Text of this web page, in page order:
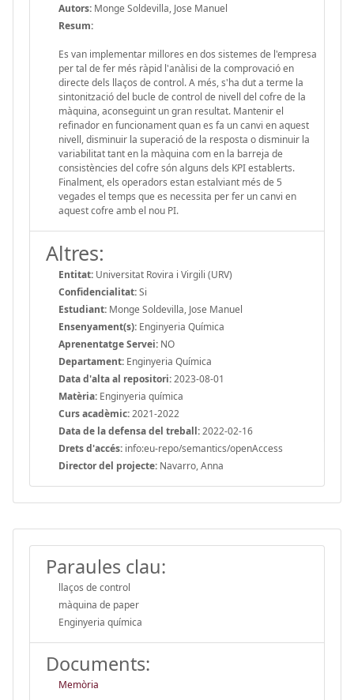
Autors: Monge Soldevilla, Jose Manuel
Resum:
Es van implementar millores en dos sistemes de l'empresa
per tal de fer més ràpid l'anàlisi de la comprovació en
directe dels llaços de control. A més, s'ha dut a terme la
sintonització del bucle de control de nivell del cofre de la
màquina, aconseguint un gran resultat. Mantenir el
refinador en funcionament quan es fa un canvi en aquest
nivell, disminuir la superació de la resposta o disminuir la
variabilitat tant en la màquina com en la barreja de
consistències del cofre són alguns dels KPI establerts.
Finalment, els operadors estan estalviant més de 5
vegades el temps que es necessita per fer un canvi en
aquest cofre amb el nou PI.
Altres:
Entitat: Universitat Rovira i Virgili (URV)
Confidencialitat:Si
Estudiant: Monge Soldevilla, Jose Manuel
Ensenyament(s): Enginyeria Química
Aprenentatge Servei: NO
Departament: Enginyeria Química
Data d'alta al repositori:2023-08-01
Matèria: Enginyeria química
Curs acadèmic:2021-2022
Data de la defensa del treball:2022-02-16
Drets d'accés: info:eu-repo/semantics/openAccess
Director del projecte: Navarro, Anna
Paraules clau:
llaços de control
màquina de paper
Enginyeria química
Documents:
Memòria